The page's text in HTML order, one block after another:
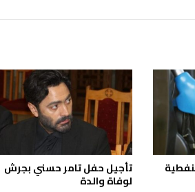
تأجيل حفل تامر حسني بجرش
لوفاة والدة